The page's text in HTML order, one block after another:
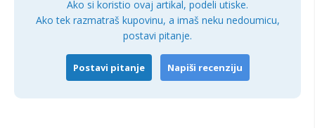
Ako si koristio ovaj artikal, podeli utiske.
Ako tek razmatraš kupovinu, a imaš neku nedoumicu,
postavi pitanje.
Postavi pitanje Napiši recenziju